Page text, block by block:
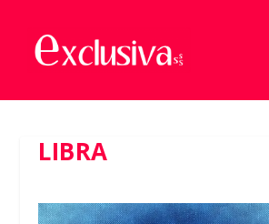
LIBRA